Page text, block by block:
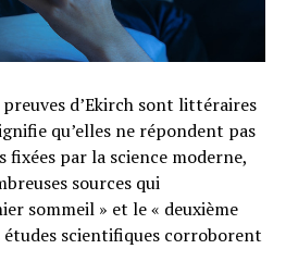
d’Ekirch sont littéraires
qu’elles ne répondent pas
fixées par la science moderne,
sources qui
sommeil » et le « deuxième
études scientifiques corroborent